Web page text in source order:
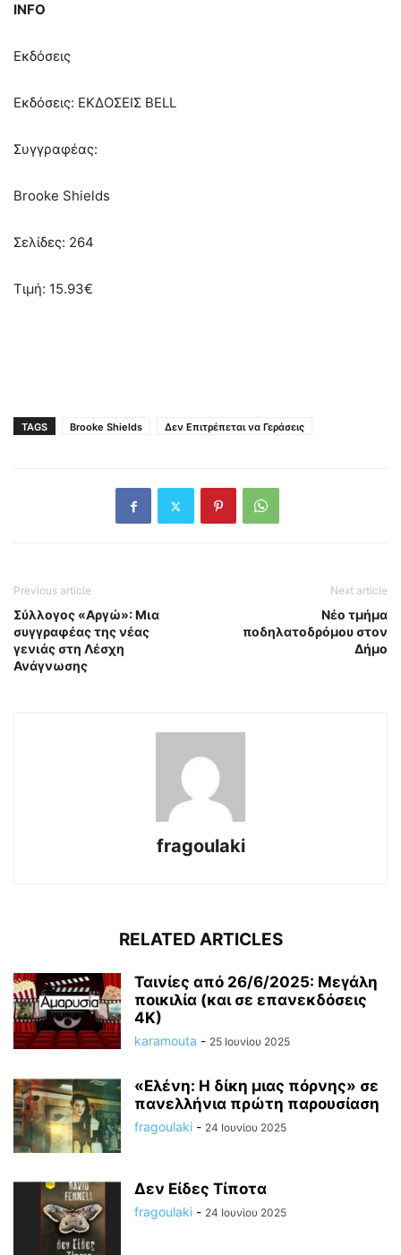
INFO
Εκδόσεις
Εκδόσεις: ΕΚΔΟΣΕΙΣ BELL
Συγγραφέας:
Brooke Shields
Σελίδες: 264
Τιμή: 15.93€
TAGS Brooke Shields Δεν Επιτρέπεται να Γεράσεις
Previous article
Σύλλογος «Αργώ»: Μια
συγγραφέας της νέας
γενιάς στη Λέσχη
Ανάγνωσης
Next article
Nέο τμήμα
ποδηλατοδρόμου στον
Δήμο
fragoulaki
RELATED ARTICLES
Ταινίες από 26/6/2025: Μεγάλη
ποικιλία (και σε επανεκδόσεις
4Κ)
karamouta - 25 Ιουνίου 2025
«Ελένη: Η δίκη μιας πόρνης» σε
πανελλήνια πρώτη παρουσίαση
fragoulaki - 24 Ιουνίου 2025
Δεν Είδες Τίποτα
fragoulaki - 24 Ιουνίου 2025